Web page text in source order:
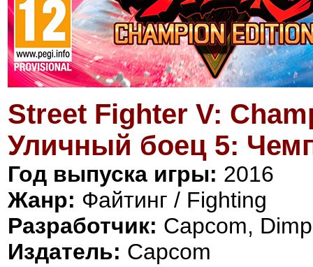
Street Fighter V:
Уличный боец 5:
Год выпуска игры: 2016
Жанр: Файтинг / Fighting
Разработчик: Capcom,
Издатель: Capcom